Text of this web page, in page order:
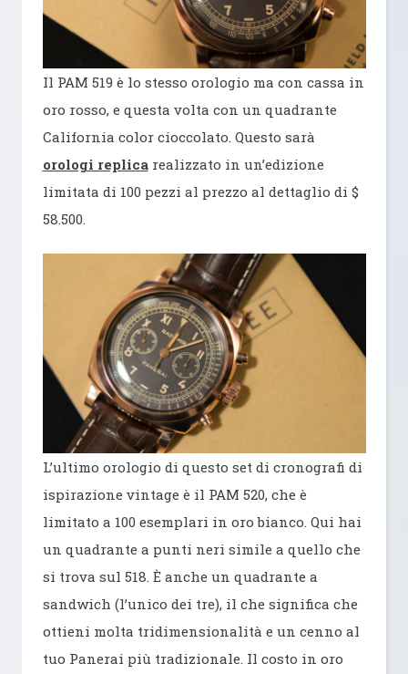
Il PAM 519 è lo stesso orologio ma con cassa in
oro rosso, e questa volta con un quadrante
California color cioccolato. Questo sarà
orologi replicarealizzato in un’edizione
limitata di 100 pezzi al prezzo al dettaglio di $
58.500.
L’ultimo orologio di questo set di cronografi di
ispirazione vintage è il PAM 520, che è
limitato a 100 esemplari in oro bianco. Qui hai
un quadrante a punti neri simile a quello che
si trova sul 518. È anche un quadrante a
sandwich (l’unico dei tre), il che significa che
ottieni molta tridimensionalità e un cenno al
tuo Panerai più tradizionale. Il costo in oro